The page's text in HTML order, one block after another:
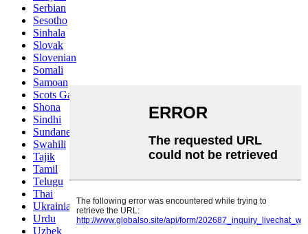
Serbian
Sesotho
Sinhala
Slovak
Slovenian
Somali
Samoan
Scots Gaelic
Shona
Sindhi
Sundanese
Swahili
Tajik
Tamil
Telugu
Thai
Ukrainian
Urdu
Uzbek